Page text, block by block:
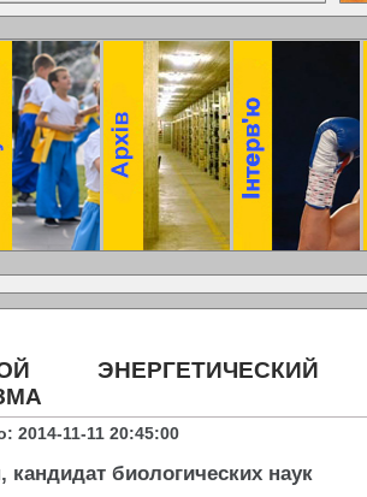
ЭНЕРГЕТИЧЕСКИЙ
2014-11-11 20:45:00
биологических наук